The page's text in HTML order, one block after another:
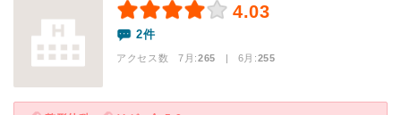
4.03
2件
アクセス数 7月:265 | 6月:255